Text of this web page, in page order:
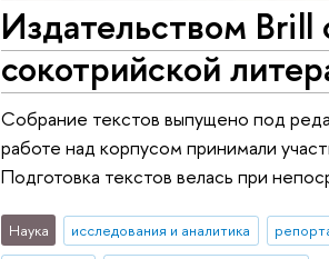
Издательством Brill
сокотрийской
Собрание текстов выпущено под
работе над корпусом принимали
Подготовка текстов велась при
Наука исследования и аналитика